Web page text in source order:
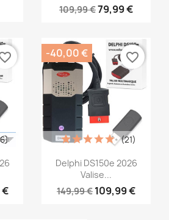
109,99 €79,99 €
€
Aperçu rapide
Delphi DS150e 2026
Valise...
149,99 € 109,99 €
(21)
-40,00 € favorite_border